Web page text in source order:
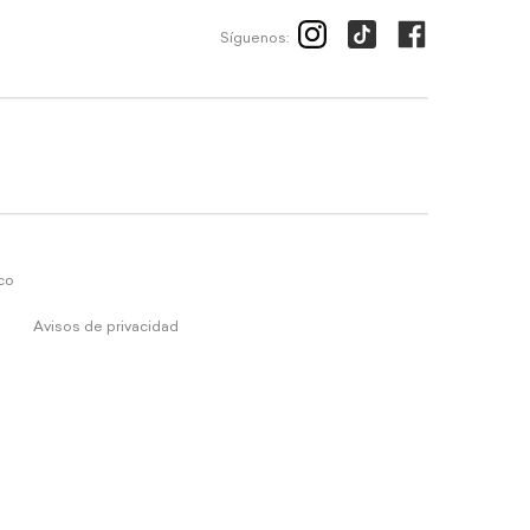
Síguenos:
Avisos de privacidad